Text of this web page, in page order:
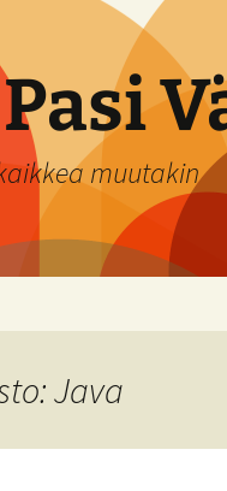
muutakin
Java